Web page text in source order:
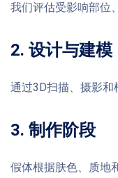
我们评估受影响部位
2. 设计与建模
通过3D扫描、摄影和
3. 制作阶段
假体根据肤色、质地